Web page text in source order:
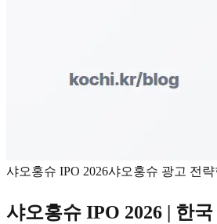
샤오홍슈 IPO 2026샤오홍슈 광고 전략
샤오홍슈 IPO 2026 | 한